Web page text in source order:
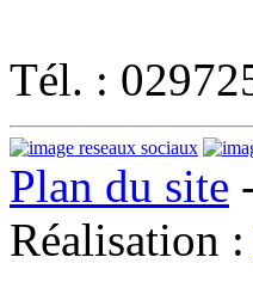
Tél. :
Plan du site
Réalisation :